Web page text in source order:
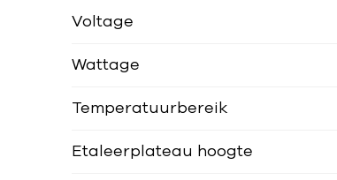
Voltage
Wattage
Temperatuurbereik
Etaleerplateau hoogte